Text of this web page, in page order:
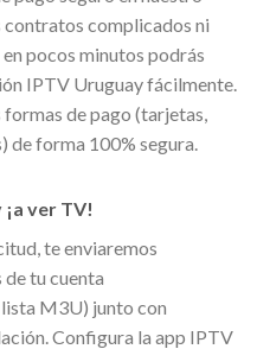
complicados ni
pocos minutos podrás
IPTV Uruguay fácilmente.
de pago (tarjetas,
de forma 100% segura.
ver TV!
te enviaremos
tu cuenta
M3U) junto con
Configura la app IPTV